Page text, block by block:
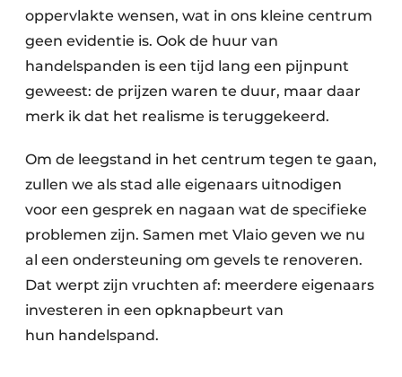
oppervlakte wensen, wat in ons kleine centrum
geen evidentie is. Ook de huur van
handelspanden is een tijd lang een pijnpunt
geweest: de prijzen waren te duur, maar daar
merk ik dat het realisme is teruggekeerd.
Om de leegstand in het centrum tegen te gaan,
zullen we als stad alle eigenaars uitnodigen
voor een gesprek en nagaan wat de specifieke
problemen zijn. Samen met Vlaio geven we nu
al een ondersteuning om gevels te renoveren.
Dat werpt zijn vruchten af: meerdere eigenaars
investeren in een opknapbeurt van
hun handelspand.